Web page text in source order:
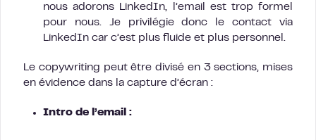
nous adorons LinkedIn, l’email est trop formel
pour nous. Je privilégie donc le contact via
LinkedIn car c’est plus fluide et plus personnel.
Le copywriting peut être divisé en 3 sections, mises
en évidence dans la capture d’écran :
Intro de l’email :